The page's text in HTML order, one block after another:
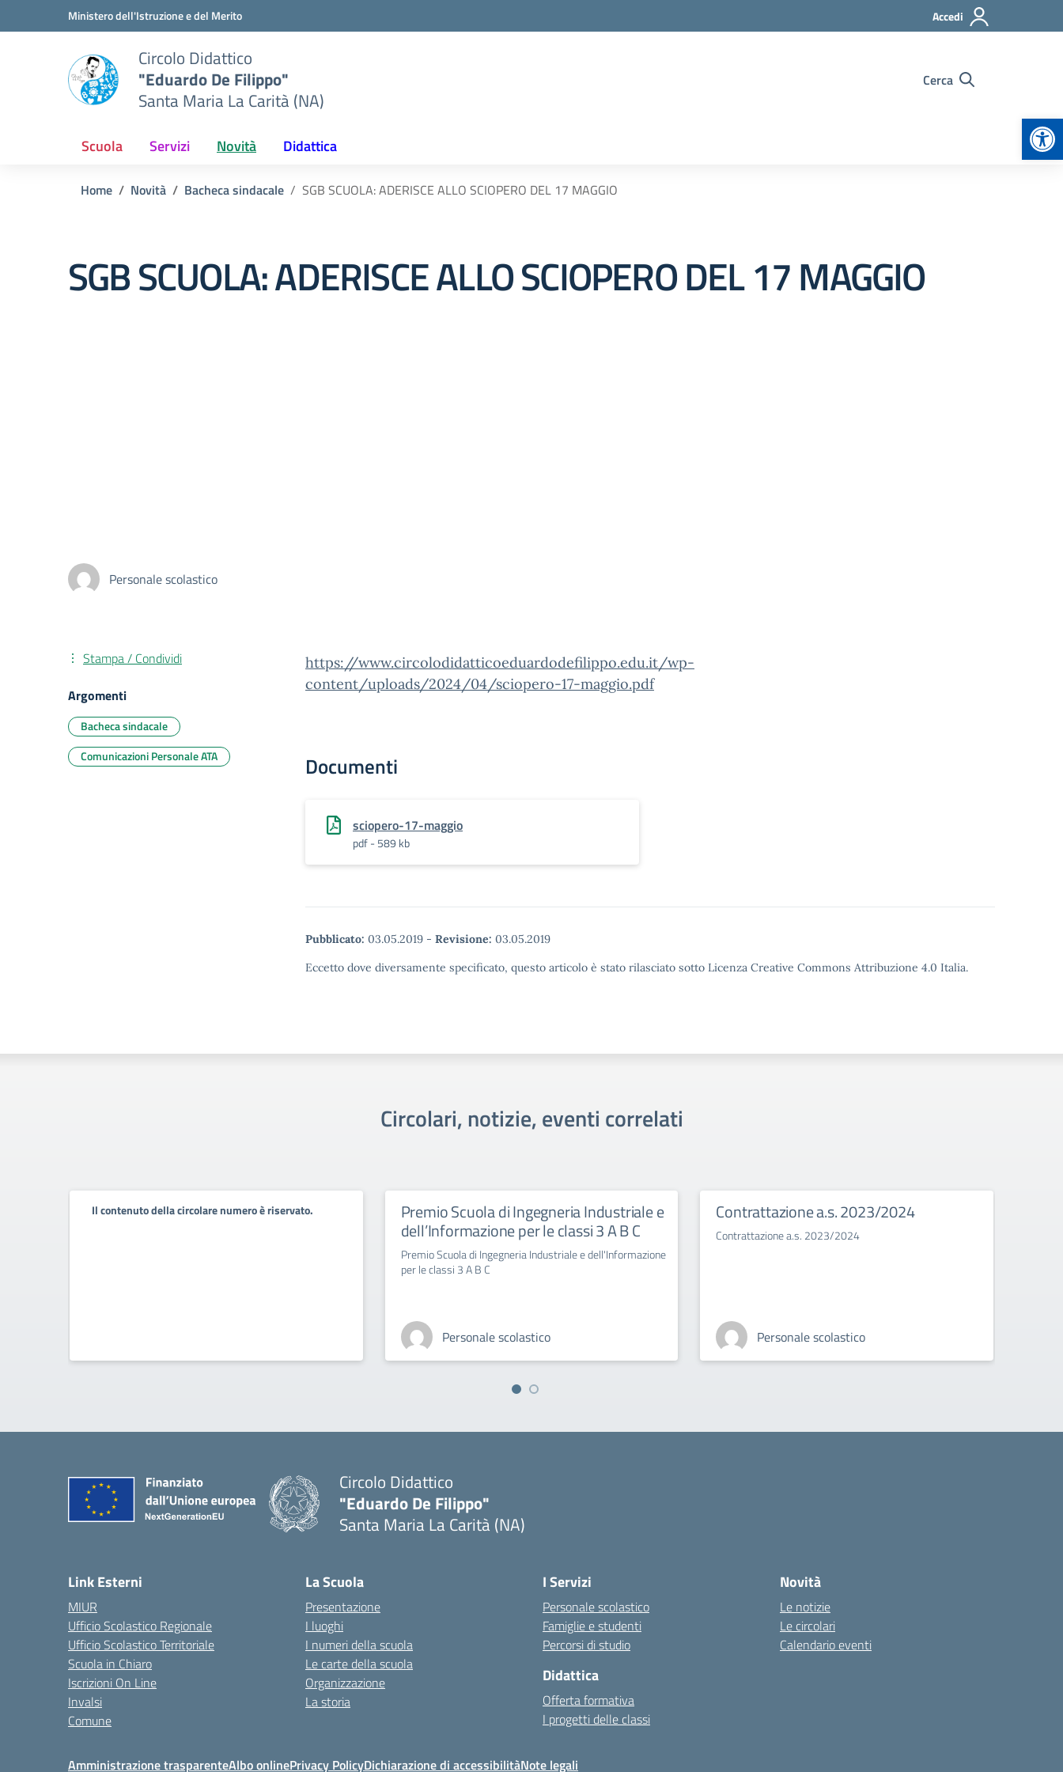
Vai ai contenuti
Vai al menu di navigazioneMinistero dell'Istruzione e del Merito Accedi
Circolo Didattico
"Eduardo De Filippo"
Santa Maria La Carità (NA)
Cerca
Scuola Servizi Novità Didattica
Home Novità Bacheca sindacale SGB SCUOLA: ADERISCE ALLO SCIOPERO DEL 17 MAGGIO
SGB SCUOLA: ADERISCE ALLO SCIOPERO DEL 17 MAGGIO
Personale scolastico
https://www.circolodidatticoeduardodefilippo.edu.it/wp-
content/uploads/2024/04/sciopero-17-maggio.pdf
Documenti
sciopero-17-maggio
pdf - 589 kb
Pubblicato: 03.05.2019 - Revisione: 03.05.2019
Eccetto dove diversamente specificato, questo articolo è stato rilasciato sotto Licenza Creative Commons Attribuzione 4.0 Italia.
Stampa / Condividi
Argomenti
Bacheca sindacale
Comunicazioni Personale ATA
Circolari, notizie, eventi correlati
Il contenuto della circolare numero è riservato. Premio Scuola di Ingegneria Industriale e
dell’Informazione per le classi 3 A B C
Premio Scuola di Ingegneria Industriale e dell'Informazione
per le classi 3 A B C
Personale scolastico
Contrattazione a.s. 2023/2024
Contrattazione a.s. 2023/2024
Personale scolastico
Circolo Didattico
"Eduardo De Filippo"
Santa Maria La Carità (NA)
Link Esterni
MIUR
Ufficio Scolastico Regionale
Ufficio Scolastico Territoriale
Scuola in Chiaro
Iscrizioni On Line
Invalsi
Comune
La Scuola
Presentazione
I luoghi
I numeri della scuola
Le carte della scuola
Organizzazione
La storia
I Servizi
Personale scolastico
Famiglie e studenti
Percorsi di studio
Didattica
Offerta formativa
I progetti delle classi
Novità
Le notizie
Le circolari
Calendario eventi
Amministrazione trasparenteAlbo onlinePrivacy PolicyDichiarazione di accessibilitàNote legali